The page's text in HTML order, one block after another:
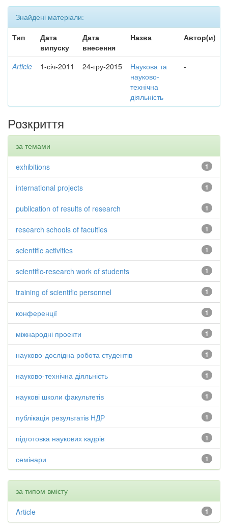
Знайдені матеріали:
Тип
Дата
випуску
Дата
внесення
Назва Автор(и)
Article 1-січ-2011 24-гру-2015
Наукова та
науково-
технічна
діяльність
-
Розкриття
за темами
1
exhibitions
1
international projects
1
publication of results of research
1
research schools of faculties
1
scientific activities
1
scientific-research work of students
1
training of scientific personnel
1
конференції
1
міжнародні проекти
1
науково-дослідна робота студентів
1
науково-технічна діяльність
1
наукові школи факультетів
1
публікація результатів НДР
1
підготовка наукових кадрів
1
семінари
за типом вмісту
1
Article